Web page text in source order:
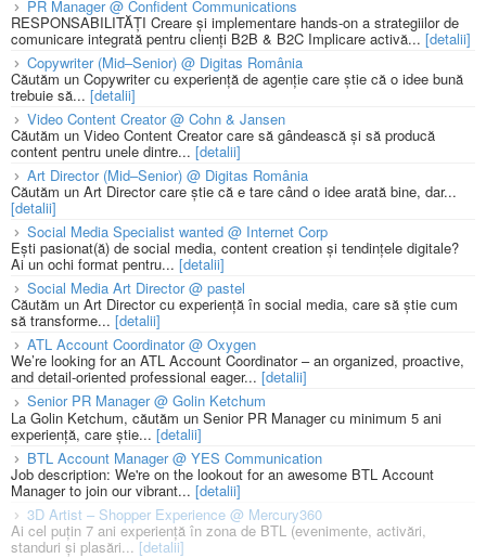
PR Manager @ Confident Communications
RESPONSABILITĂȚI Creare și implementare hands-on a strategiilor de
comunicare integrată pentru clienți B2B & B2C Implicare activă... [detalii]
Copywriter (Mid–Senior) @ Digitas România
Căutăm un Copywriter cu experiență de agenție care știe că o idee bună
trebuie să... [detalii]
Video Content Creator @ Cohn & Jansen
Căutăm un Video Content Creator care să gândească și să producă
content pentru unele dintre... [detalii]
Art Director (Mid–Senior) @ Digitas România
Căutăm un Art Director care știe că e tare când o idee arată bine, dar...
[detalii]
Social Media Specialist wanted @ Internet Corp
Ești pasionat(ă) de social media, content creation și tendințele digitale?
Ai un ochi format pentru... [detalii]
Social Media Art Director @ pastel
Căutăm un Art Director cu experiență în social media, care să știe cum
să transforme... [detalii]
ATL Account Coordinator @ Oxygen
We’re looking for an ATL Account Coordinator – an organized, proactive,
and detail-oriented professional eager... [detalii]
Senior PR Manager @ Golin Ketchum
La Golin Ketchum, căutăm un Senior PR Manager cu minimum 5 ani
experiență, care știe... [detalii]
BTL Account Manager @ YES Communication
Job description: We're on the lookout for an awesome BTL Account
Manager to join our vibrant... [detalii]
3D Artist – Shopper Experience @ Mercury360
Ai cel puțin 7 ani experiență în zona de BTL (evenimente, activări,
standuri și plasări...[detalii]